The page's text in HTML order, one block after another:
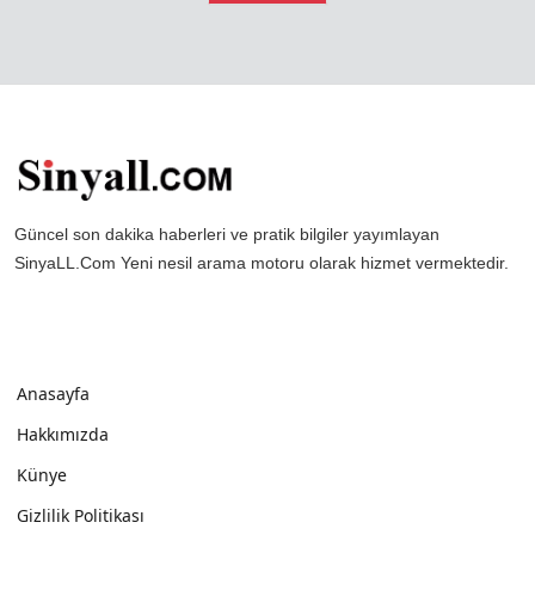
Güncel son dakika haberleri ve pratik bilgiler yayımlayan
SinyaLL.Com Yeni nesil arama motoru olarak hizmet vermektedir.
Anasayfa
Hakkımızda
Künye
Gizlilik Politikası